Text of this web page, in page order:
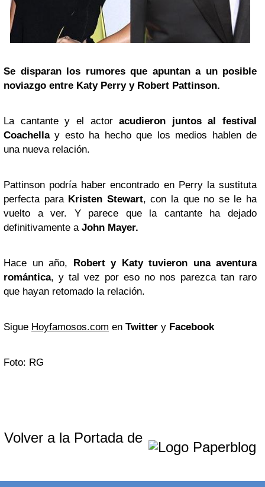
Se disparan los rumores que apuntan a un posible
noviazgo entre Katy Perryy Robert Pattinson.
La cantante y el actoracudieron juntos al festival
Coachellay esto ha hecho que los medios hablen de
una nueva relación.
Pattinson podría haber encontrado en Perry la sustituta
perfecta para Kristen Stewart, con la que no se le ha
vuelto a ver. Y parece que la cantante ha dejado
definitivamente a John Mayer.
Hace un año, Robert y Katy tuvieron una aventura
romántica, y tal vez por eso no nos parezca tan raro
que hayan retomado la relación.
Sigue Hoyfamosos.com en Twitter y Facebook
Foto: RG
Volver a la Portada de